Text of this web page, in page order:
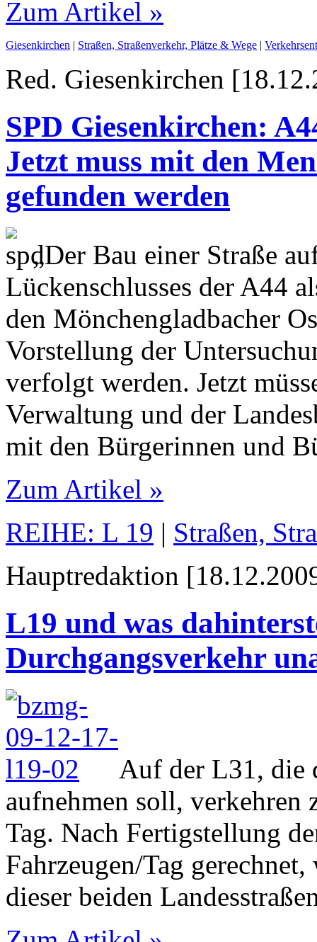
Zum Artikel »
Giesenkirchen | Straßen, Straßenverkehr, Plätze & Wege |
Red. Giesenkirchen
SPD Giesenkirchen:
Jetzt muss mit den
gefunden werden
„Der Bau einer Straße
Lückenschlusses der A44
den Mönchengladbacher
Vorstellung der
verfolgt werden. Jetzt
Verwaltung und der
mit den Bürgerinnen und
Zum Artikel »
REIHE: L 19 | Straßen,
Hauptredaktion
L19 und was
Durchgangsverkehr
Auf der L31, die
aufnehmen soll, verkehren
Tag. Nach Fertigstellung
Fahrzeugen/Tag
dieser beiden